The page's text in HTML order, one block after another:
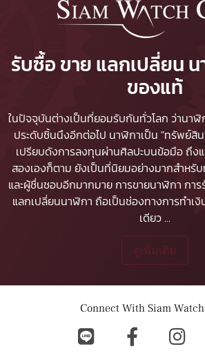
รับซื้อ ขาย แลกเปลี่ยน
ของแท้
ในปัจจุบันต่างเป็นที่ยอมรับกันทั่วโลก ว่านาฬิ
ประดับชิ้นนึงอีกต่อไป นาฬิกาเป็น "ทรัพย์สิ
เปรียบดังการลงทุนผ่านศิลปะบนข้อมือ ถึง
สองเองก็ตาม ยังเป็นที่นิยมอย่างมากสำหรั
และผู้ชื่นชอบอีกมากมายการขายนาฬิกา กา
แลกเปลี่ยนนาฬิกา ถือเป็นช่องทางการทำเ
เดียว...
ดูเพิ่มเติม
Connect With Siam